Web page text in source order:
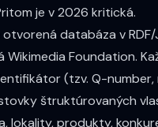
je v 2026 kritická.
databáza v RDF/
Wikimedia Foundation.
(tzv. Q-number,
štruktúrovaných
lokality, produkty,